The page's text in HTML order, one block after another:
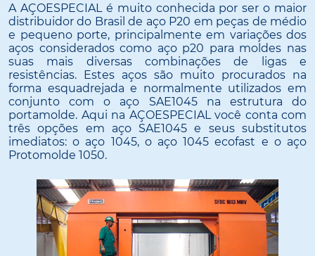
A AÇOESPECIAL é muito conhecida por ser o maior
distribuidor do Brasil de aço P20 em peças de médio
e pequeno porte, principalmente em variações dos
aços considerados como aço p20 para moldes nas
suas mais diversas combinações de ligas e
resistências. Estes aços são muito procurados na
forma esquadrejada e normalmente utilizados em
conjunto com o aço SAE1045 na estrutura do
portamolde. Aqui na AÇOESPECIAL você conta com
três opções em aço SAE1045 e seus substitutos
imediatos: o aço 1045, o aço 1045 ecofast e o aço
Protomolde 1050.